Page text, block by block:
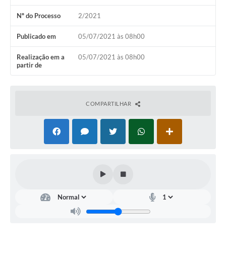
Nº do Processo 2/2021
Publicado em 05/07/2021 às 08h00
Realização em a
partir de
05/07/2021 às 08h00
COMPARTILHAR